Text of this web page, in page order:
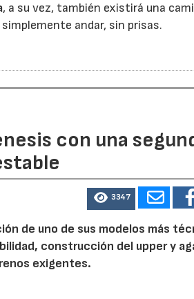
, a su vez, también existirá una
andar, sin prisas.
con una
3347
de uno de sus modelos más
construcción del upper y
exigentes.